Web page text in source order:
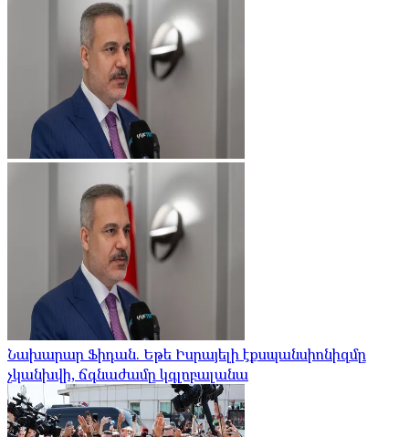
Նախարար Ֆիդան. Եթե Իսրայելի էքսպանսիոնիզմը
չկանխվի, ճգնաժամը կգլոբալանա